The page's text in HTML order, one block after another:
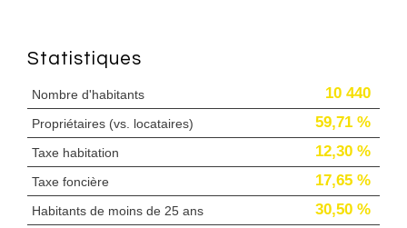
Statistiques
Nombre d'habitants 10 440
Propriétaires (vs. locataires) 59,71 %
Taxe habitation 12,30 %
Taxe foncière 17,65 %
Habitants de moins de 25 ans 30,50 %